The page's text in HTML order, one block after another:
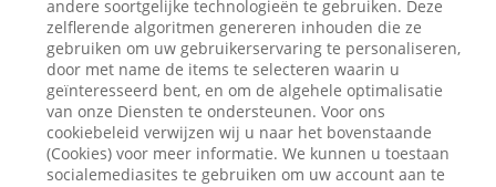
andere soortgelijke technologieën te gebruiken. Deze
zelflerende algoritmen genereren inhouden die ze
gebruiken om uw gebruikerservaring te personaliseren,
door met name de items te selecteren waarin u
geïnteresseerd bent, en om de algehele optimalisatie
van onze Diensten te ondersteunen. Voor ons
cookiebeleid verwijzen wij u naar het bovenstaande
(Cookies) voor meer informatie. We kunnen u toestaan
socialemediasites te gebruiken om uw account aan te